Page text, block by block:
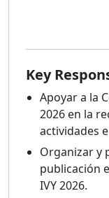
Key
Apoyar a la
2026 en la
actividades
Organizar y
publicación
IVY 2026.